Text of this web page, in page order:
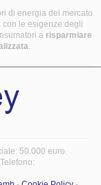
di energia del mercato
con le esigenze degli
a risparmiare
.
50.000 euro.